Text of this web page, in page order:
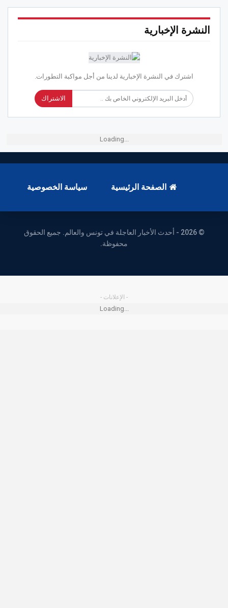
النشرة الإخبارية
اشترك في النشرة الإخبارية لدينا من أجل مواكبة التطورات.
الاشتراك
Loading...
الصفحة الرئيسية سياسة الخصوصية
© 2026 - أحدث الأخبار العاجلة في تونس والعالم. جميع الحقوق
محفوظة.
- الإعلانات -
Loading...